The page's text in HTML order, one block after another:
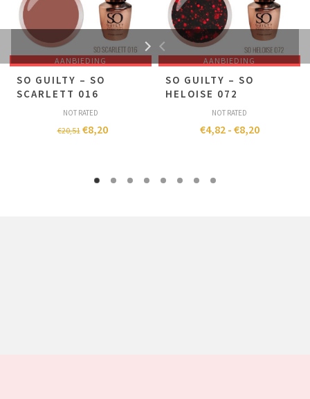
AANBIEDING
SO GUILTY – SO
SCARLETT 016
NOT RATED
€20,51 €8,20
AANBIEDING
SO GUILTY – SO
HELOISE 072
NOT RATED
€4,82 - €8,20